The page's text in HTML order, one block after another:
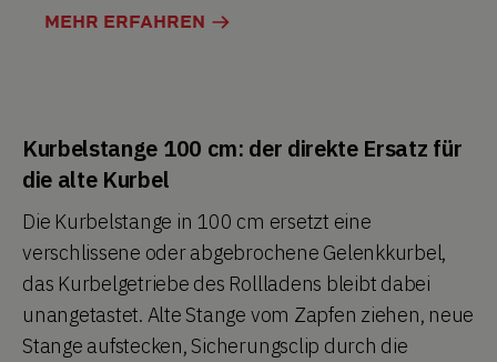
MEHR ERFAHREN
Kurbelstange 100 cm: der direkte Ersatz für
die alte Kurbel
Die Kurbelstange in 100 cm ersetzt eine
verschlissene oder abgebrochene Gelenkkurbel,
das Kurbelgetriebe des Rollladens bleibt dabei
unangetastet. Alte Stange vom Zapfen ziehen, neue
Stange aufstecken, Sicherungsclip durch die